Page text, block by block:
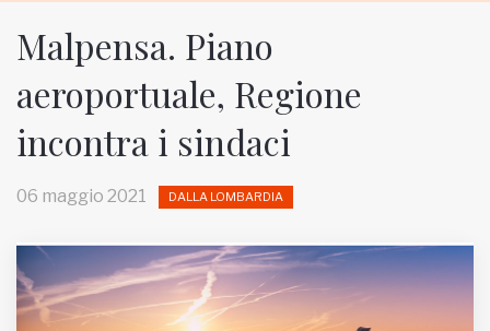
HOME
Inviateci le vostre segnalazioni
Malpensa. Piano
aeroportuale, Regione
incontra i sindaci
06 maggio 2021 DALLA LOMBARDIA